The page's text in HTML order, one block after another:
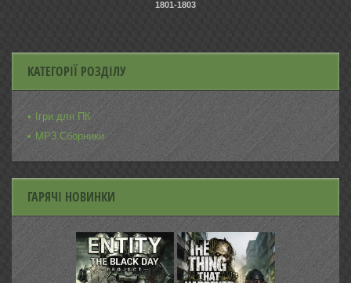
1801-1803
КАТЕГОРІЇ РОЗДІЛУ
Ігри для ПК
MP3 Сборники
ГАРЯЧІ НОВИНКИ